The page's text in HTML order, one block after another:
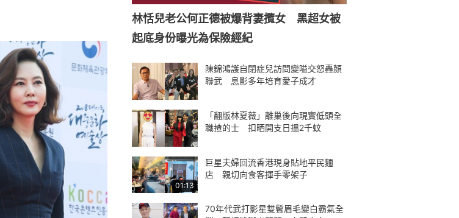
林恬兒老公何正德被爆背妻攬女 黑超女被
起底身份曝光為保險經紀
陳錦鴻護自閉症兒訪問變嗌交怒轟顏
聯武 息影多年培育愛子成才
「翻版林夏薇」離巢後向現實低頭全
職揸的士 扣晒開支日搵2千蚊
01:13
巨星夫婦回流香港現身貼地平民麵
店 親切向食客揮手零架子
70年代武打影星雙鬢眉毛變白霸氣全